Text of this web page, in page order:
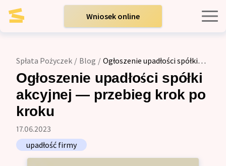
Wniosek online
Kredyty dla firm
Opinie
Blog
Spłata Pożyczek / Blog / Ogłoszenie upadłości spółki
akcyjnej — przebieg krok po kroku
Ogłoszenie upadłości spółki
akcyjnej — przebieg krok po
kroku
17.06.2023
upadłość firmy